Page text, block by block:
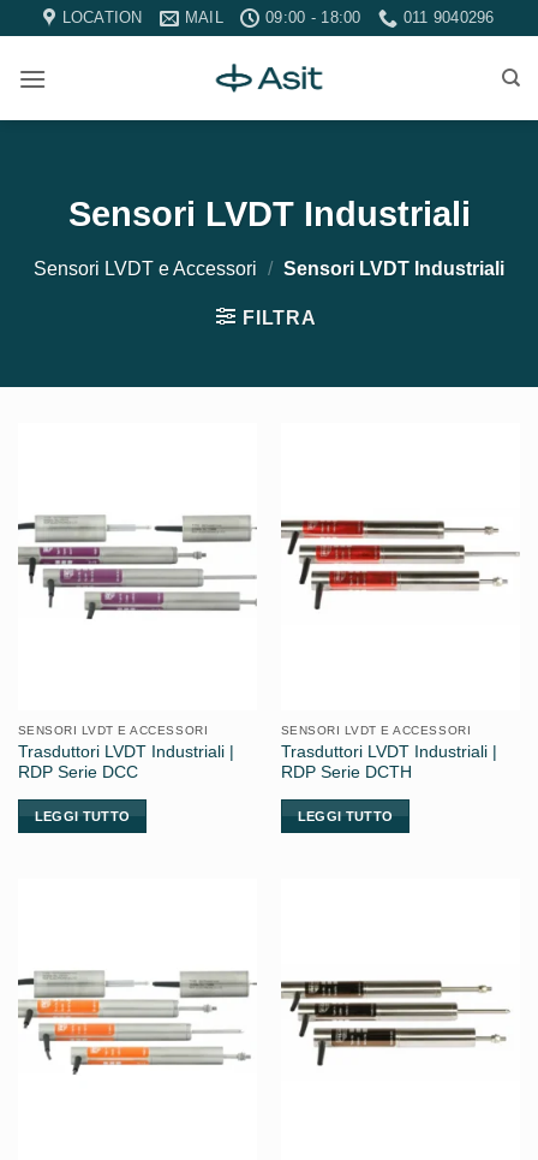
contenuti
LOCATION MAIL 09:00 - 18:00 011 9040296
Sensori LVDT Industriali
Sensori LVDT e Accessori / Sensori LVDT Industriali
FILTRA
SENSORI LVDT E ACCESSORI
Trasduttori LVDT Industriali |
RDP Serie DCC
LEGGI TUTTO
SENSORI LVDT E ACCESSORI
Trasduttori LVDT Industriali |
RDP Serie DCTH
LEGGI TUTTO